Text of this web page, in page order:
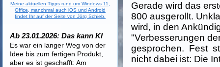
Gerade wird das
800 ausgerollt.
wird, in den
"Verbesserungen
gesprochen. Fest
nicht dabei ist: Die
Meine aktuellen Tipps rund um Windows 11,
Office, manchmal auch iOS und Android
findet Ihr auf der Seite von Jörg Schieb.
Ab 23.01.2026: Das kann KI
Es war ein langer Weg von der
Idee bis zum fertigen Produkt,
aber es ist geschafft: Am